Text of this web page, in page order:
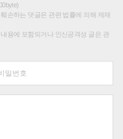
손하는 댓글은 관련 법률에 의해 제재
용에 포함되거나 인신공격성 글은 관